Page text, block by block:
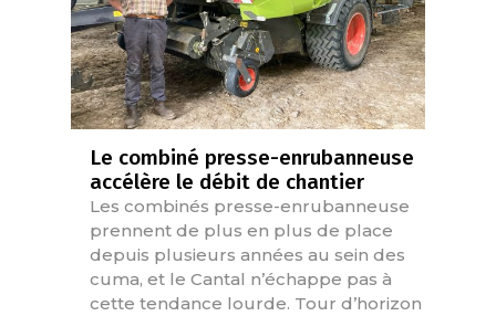
Le combiné presse-enrubanneuse
accélère le débit de chantier
Les combinés presse-enrubanneuse
prennent de plus en plus de place
depuis plusieurs années au sein des
cuma, et le Cantal n’échappe pas à
cette tendance lourde. Tour d’horizon